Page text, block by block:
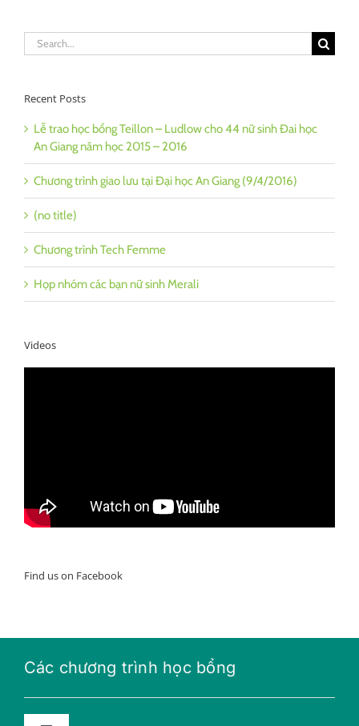
Search
for:
Recent Posts
Lễ trao học bổng Teillon – Ludlow cho 44 nữ sinh Đai học
An Giang năm học 2015 – 2016
Chương trình giao lưu tại Đại học An Giang (9/4/2016)
(no title)
Chương trình Tech Femme
Họp nhóm các bạn nữ sinh Merali
Videos
Find us on Facebook
Các chương trình học bổng